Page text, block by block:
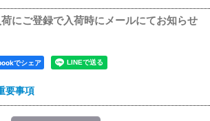
にご登録で入荷時にメールにてお知らせ
でシェア
要事項